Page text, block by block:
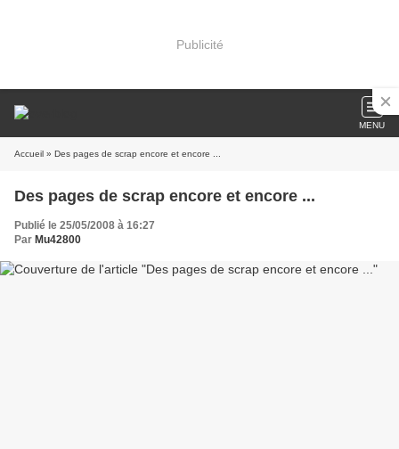
Publicité
MENU
Accueil » Des pages de scrap encore et encore ...
Des pages de scrap encore et encore ...
Publié le 25/05/2008 à 16:27
Par Mu42800